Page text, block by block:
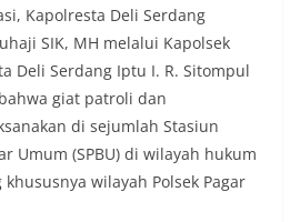
bahwa pemasangan
benar merupakan salah satu
masyarakat dalam
bersejarah bangsa
mengimbau kepada seluruh
mempersiapkan dan memasang
Putih di depan rumah masing-
penuh. Ini adalah bentuk
kita bersama terhadap
pahlawan yang telah merebut
Kapolresta Deli Serdang
SIK, MH melalui Kapolsek
Deli Serdang Iptu I. R. Sitompul
giat patroli dan
di sejumlah Stasiun
Umum (SPBU) di wilayah hukum
wilayah Polsek Pagar